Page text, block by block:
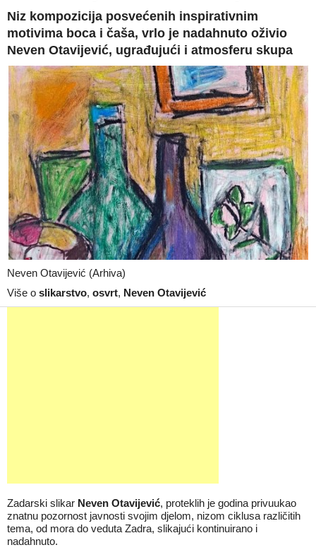
Niz kompozicija posvećenih inspirativnim
motivima boca i čaša, vrlo je nadahnuto oživio
Neven Otavijević, ugrađujući i atmosferu skupa
Neven Otavijević (Arhiva)
Više o slikarstvo, osvrt, Neven Otavijević
Zadarski slikar Neven Otavijević, proteklih je godina privuukao
znatnu pozornost javnosti svojim djelom, nizom ciklusa različitih
tema, od mora do veduta Zadra, slikajući kontinuirano i
nadahnuto.